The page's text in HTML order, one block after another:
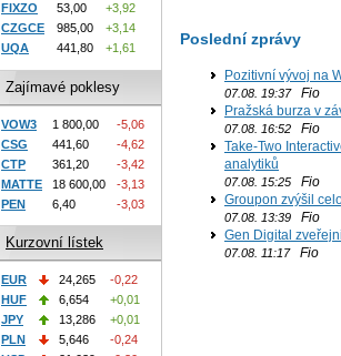
Poslední zprávy
Pozitivní vývoj na
07.08. 19:37Fio
Pražská burza v
07.08. 16:52 Fio
Take-Two
analytiků
07.08. 15:25 Fio
Groupon zvýšil
07.08. 13:39 Fio
Gen Digital
07.08. 11:17Fio
FIXZO
53,00
+3,92
CZGCE
985,00
+3,14
UQA
441,80 +1,61
Zajímavé poklesy
VOW3 1 800,00
-5,06
CSG
441,60
-4,62
CTP
361,20
-3,42
MATTE
18 600,00
-3,13
PEN
6,40 -3,03
Kurzovní lístek
EUR 24,265
-0,22
HUF
6,654
+0,01
JPY
13,286
+0,01
PLN
5,646
-0,24